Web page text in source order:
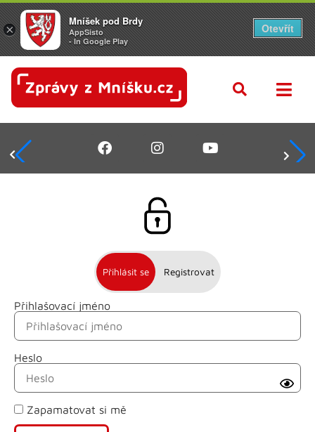
Přihlásit se Registrovat
Přihlašovací jméno
Heslo
Zapamatovat si mě
Jméno
Příjmení
E-mail
×
Mníšek pod Brdy
AppSisto
- In Google Play
Otevřít